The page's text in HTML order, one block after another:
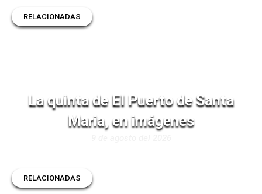
RELACIONADAS
La quinta de El Puerto de Santa
Maria, en imágenes
RELACIONADAS